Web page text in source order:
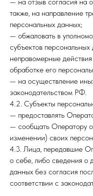
также, на направление
персональных данных;
— обжаловать в
субъектов
неправомерные
обработке его
— на осуществление
законодательством РФ.
4.2. Субъекты
— предоставлять
— сообщать Оператору
изменении) своих
4.3. Лица, передавшие
о себе, либо сведения о
данных без согласия
соответствии с